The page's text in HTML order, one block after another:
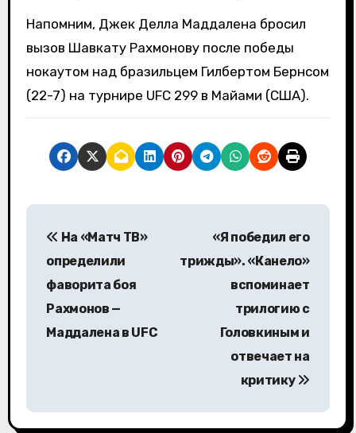
Напомним, Джек Делла Маддалена бросил
вызов Шавкату Рахмонову после победы
нокаутом над бразильцем Гилбертом Бернсом
(22-7) на турнире UFC 299 в Майами (США).
Н
ц
На «Матч ТВ»
определили
фаворита боя
Рахмонов —
Маддалена в UFC
«Я победил его
трижды». «Канело»
вспоминает
трилогию с
Головкиным и
отвечает на
критику